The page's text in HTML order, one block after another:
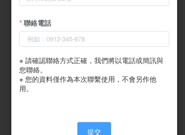
聯絡電話
※ 請確認聯絡方式正確，我們將以電話或簡訊與
您聯絡。
※ 您的資料僅作為本次聯繫使用，不會另作他
用。
提交